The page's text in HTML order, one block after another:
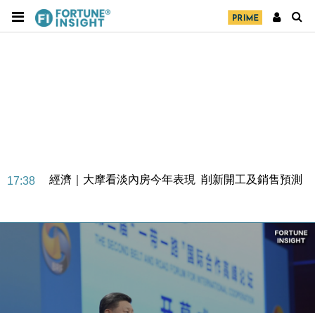
17:38 經濟｜大摩看淡內房今年表現 削新開工及銷售預測
定新機售價
本地｜香港迪拜下月10日合辦氣候金融會議
財經｜大摩削老鋪黃金目標價至505元 惟維持「增